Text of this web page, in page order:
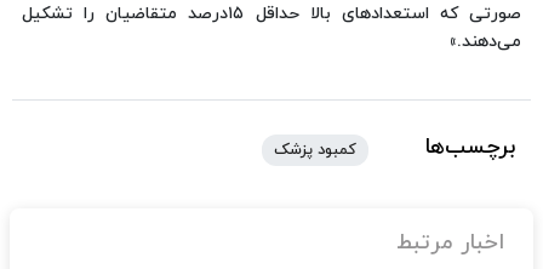
صورتی که استعداد‌های بالا حداقل ۱۵درصد متقاضیان را تشکیل
می‌دهند.»
برچسب‌ها کمبود پزشک
اخبار مرتبط